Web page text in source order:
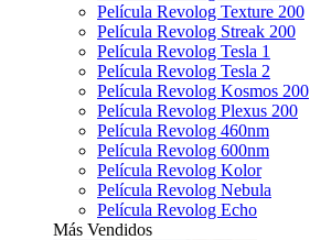
Película Revolog Texture 200
Película Revolog Streak 200
Película Revolog Tesla 1
Película Revolog Tesla 2
Película Revolog Kosmos 200
Película Revolog Plexus 200
Película Revolog 460nm
Película Revolog 600nm
Película Revolog Kolor
Película Revolog Nebula
Película Revolog Echo
Más Vendidos